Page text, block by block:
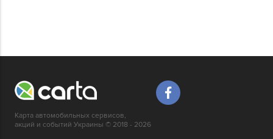
Карта автомобильных сервисов,
акций и событий Украины © 2018 - 2026